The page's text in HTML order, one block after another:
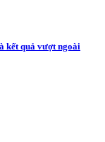
kết quả vượt ngoài